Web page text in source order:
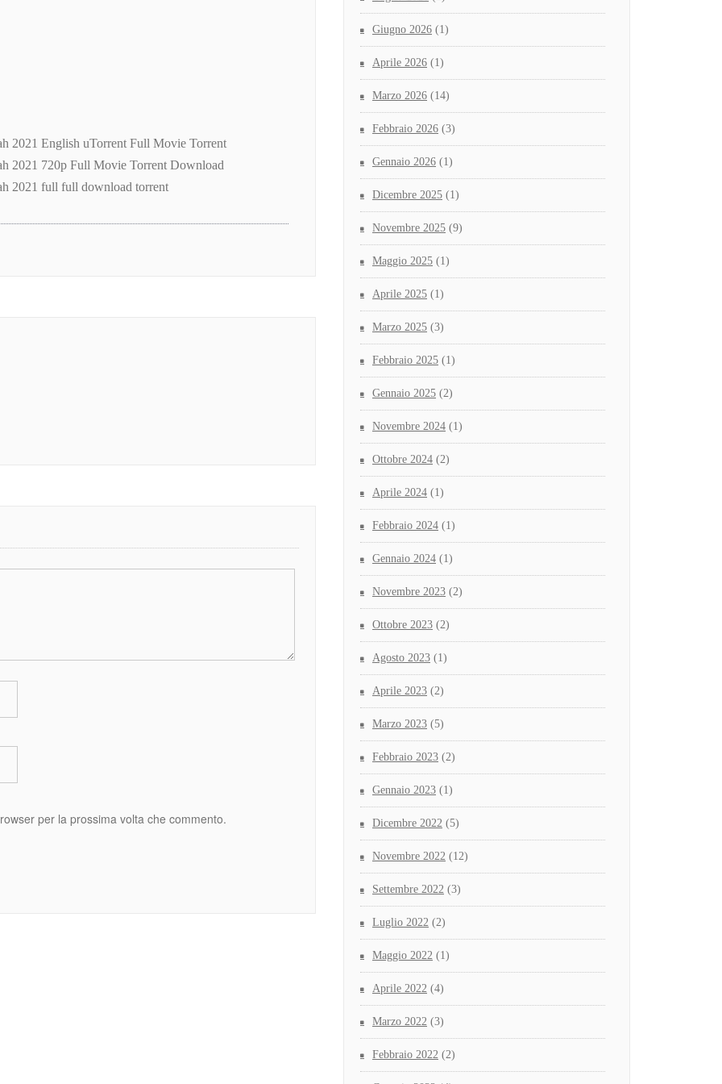
2021 English uTorrent Full Movie Torrent
2021 720p Full Movie Torrent Download
2021 full full download torrent
per la prossima volta che commento.
Giugno 2026 (1)
Aprile 2026 (1)
Marzo 2026 (14)
Febbraio 2026 (3)
Gennaio 2026 (1)
Dicembre 2025 (1)
Novembre 2025 (9)
Maggio 2025 (1)
Aprile 2025 (1)
Marzo 2025 (3)
Febbraio 2025 (1)
Gennaio 2025 (2)
Novembre 2024 (1)
Ottobre 2024 (2)
Aprile 2024 (1)
Febbraio 2024 (1)
Gennaio 2024 (1)
Novembre 2023 (2)
Ottobre 2023 (2)
Agosto 2023 (1)
Aprile 2023 (2)
Marzo 2023 (5)
Febbraio 2023 (2)
Gennaio 2023 (1)
Dicembre 2022 (5)
Novembre 2022 (12)
Settembre 2022 (3)
Luglio 2022 (2)
Maggio 2022 (1)
Aprile 2022 (4)
Marzo 2022 (3)
Febbraio 2022 (2)